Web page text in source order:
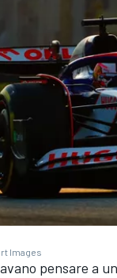
Images
pensare a